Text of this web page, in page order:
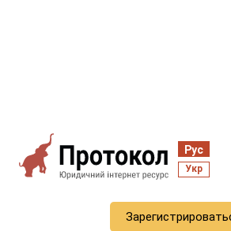
Рус
Укр